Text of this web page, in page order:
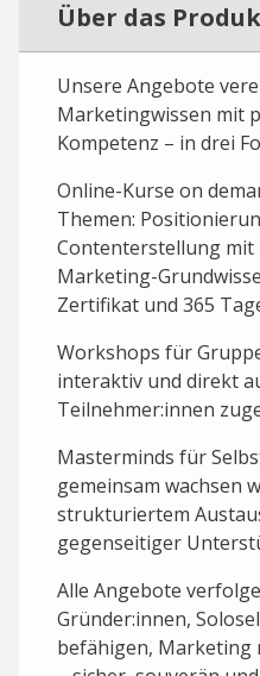
Über das
Unsere Angebote
Marketingwissen mit
Kompetenz – in drei
Online-Kurse on
Themen:
Contenterstellung mit
Marketing-
Zertifikat und 365
Workshops für
interaktiv und direkt
Teilnehmer:innen
Masterminds für
gemeinsam wachsen
strukturiertem
gegenseitiger
Alle Angebote
Gründer:innen,
befähigen, Marketing